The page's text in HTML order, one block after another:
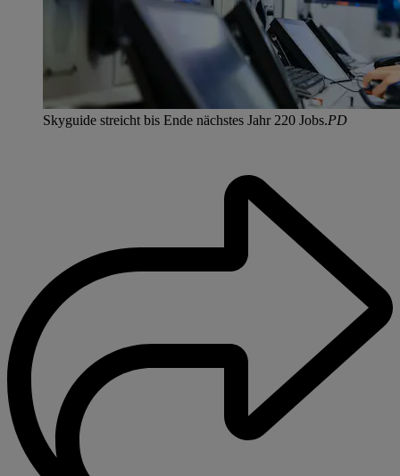
Skyguide streicht bis Ende nächstes Jahr 220 Jobs.PD